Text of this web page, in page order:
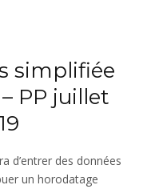
simplifiée
PP juillet
d’entrer des données
un horodatage